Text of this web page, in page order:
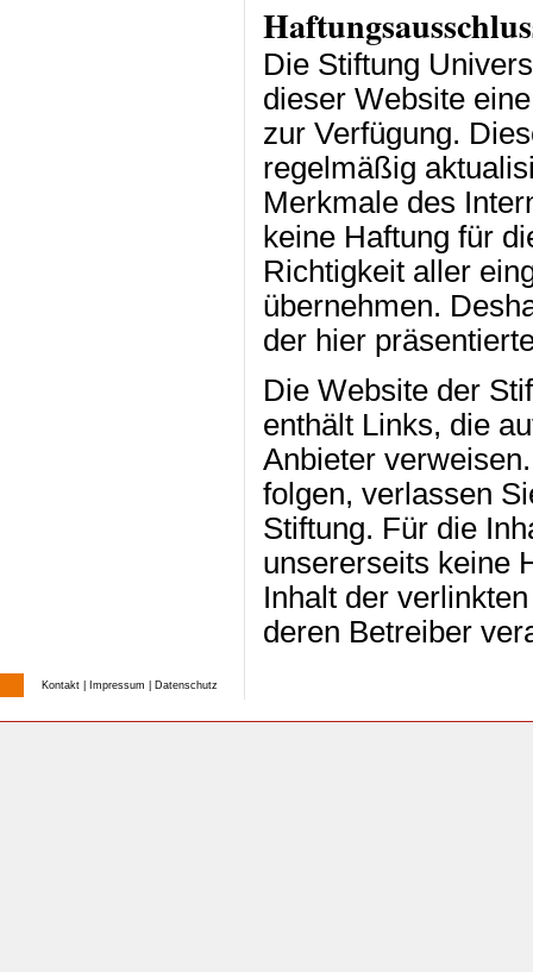
Die Stiftung
dieser Website
zur Verfügung.
regelmäßig
Merkmale des
keine Haftung für
Richtigkeit aller
übernehmen.
der hier
Die Website der
enthält Links, die
Anbieter
folgen, verlassen
Stiftung. Für die
unsererseits keine
Inhalt der
deren Betreiber
Kontakt Impressum Datenschutz